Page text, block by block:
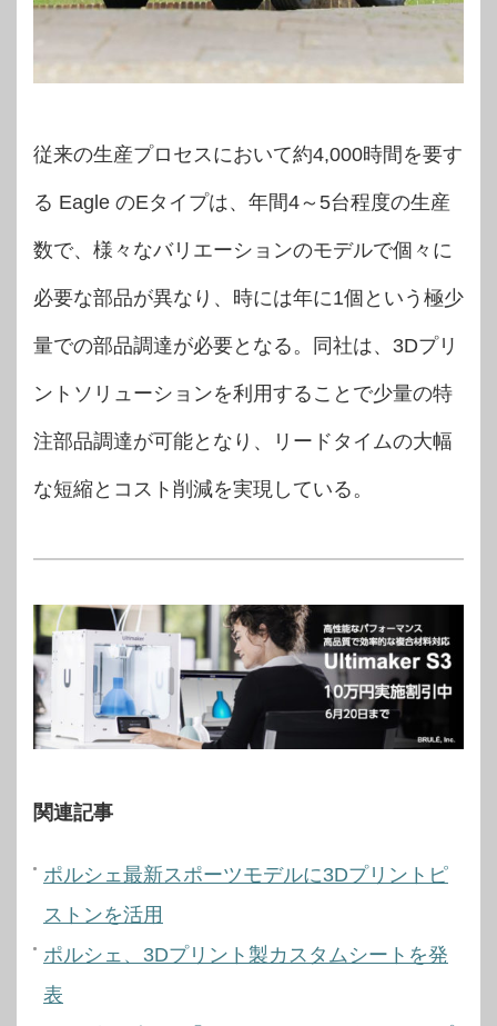
従来の生産プロセスにおいて約4,000時間を要す
る Eagle のEタイプは、年間4～5台程度の生産
数で、様々なバリエーションのモデルで個々に
必要な部品が異なり、時には年に1個という極少
量での部品調達が必要となる。同社は、3Dプリ
ントソリューションを利用することで少量の特
注部品調達が可能となり、リードタイムの大幅
な短縮とコスト削減を実現している。
関連記事
ポルシェ最新スポーツモデルに3Dプリントピ
ストンを活用
ポルシェ、3Dプリント製カスタムシートを発
表